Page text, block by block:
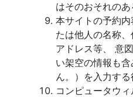
はそのおそれのあ
本サイトの予約
たは他人の名称
アドレス等、 意
い架空の情報も
ん。）を入力する
コンピュータウ